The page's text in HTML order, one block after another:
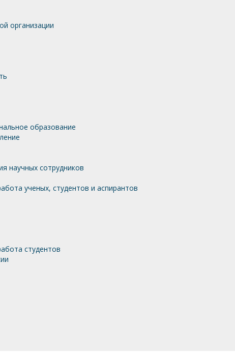
организации
образование
научных сотрудников
ученых, студентов и аспирантов
студентов